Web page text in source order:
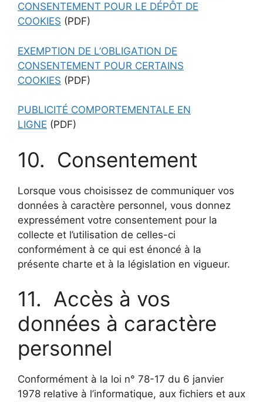
CONSENTEMENT POUR LE DÉPÔT DE
COOKIES (PDF)
EXEMPTION DE L’OBLIGATION DE
CONSENTEMENT POUR CERTAINS
COOKIES (PDF)
PUBLICITÉ COMPORTEMENTALE EN
LIGNE (PDF)
10. Consentement
Lorsque vous choisissez de communiquer vos
données à caractère personnel, vous donnez
expressément votre consentement pour la
collecte et l’utilisation de celles-ci
conformément à ce qui est énoncé à la
présente charte et à la législation en vigueur.
11. Accès à vos
données à caractère
personnel
Conformément à la loi n° 78-17 du 6 janvier
1978 relative à l’informatique, aux fichiers et aux